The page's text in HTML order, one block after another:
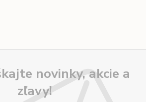
novinky, akcie a
zľavy!